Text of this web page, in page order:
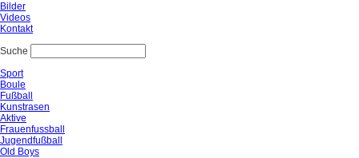
Bilder
Videos
Kontakt
Suche
Sport
Boule
Fußball
Kunstrasen
Aktive
Frauenfussball
Jugendfußball
Old Boys